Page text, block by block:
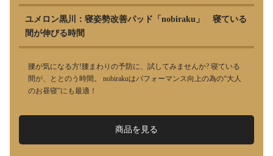
ユメロン黒川：寝姿勢改善パッド「nobiraku」 寝ている
間が伸びる時間
腰が気になる方!腰まわりの予防に、試してみませんか? 寝ている
間が、ととのう時間。 nobirakuはパフォーマンス向上の為の“大人
のお昼寝”にも最適！
商品を見る